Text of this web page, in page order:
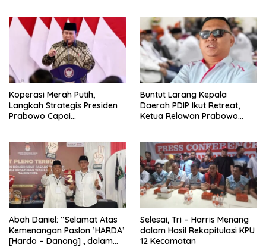
Koperasi Merah Putih,
Langkah Strategis Presiden
Prabowo Capai
Buntut Larang Kepala
Daerah PDIP Ikut Retreat,
Ketua Relawan Prabowo
Abah Daniel: “Selamat Atas
Kemenangan Paslon ‘HARDA’
[Hardo – Danang] , dalam
Selesai, Tri – Harris Menang
dalam Hasil Rekapitulasi KPU
12 Kecamatan